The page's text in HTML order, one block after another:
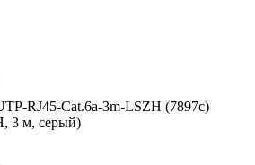
RJ45-Cat.6a-3m-LSZH (7897c)
3 м, серый)